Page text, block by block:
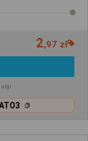
2,97 zł
ulgi